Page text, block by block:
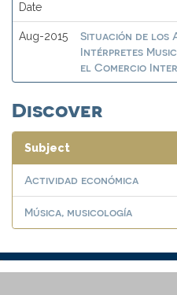
Date
Aug-2015
Situación de los
Intérpretes
el Comercio
Discover
Subject
Actividad económica
Música, musicología